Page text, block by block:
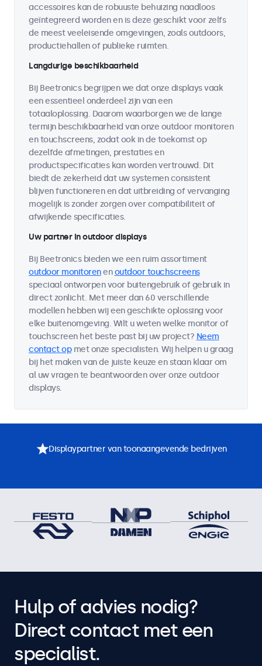
accessoires kan de robuuste behuizing naadloos
geïntegreerd worden en is deze geschikt voor zelfs
de meest veeleisende omgevingen, zoals outdoors,
productiehallen of publieke ruimten.
Langdurige beschikbaarheid
Bij Beetronics begrijpen we dat onze displays vaak
een essentieel onderdeel zijn van een
totaaloplossing. Daarom waarborgen we de lange
termijn beschikbaarheid van onze outdoor monitoren
en touchscreens, zodat ook in de toekomst op
dezelfde afmetingen, prestaties en
productspecificaties kan worden vertrouwd. Dit
biedt de zekerheid dat uw systemen consistent
blijven functioneren en dat uitbreiding of vervanging
mogelijk is zonder zorgen over compatibiliteit of
afwijkende specificaties.
Uw partner in outdoor displays
Bij Beetronics bieden we een ruim assortiment
outdoor monitorenenoutdoor touchscreens
speciaal ontworpen voor buitengebruik of gebruik in
direct zonlicht. Met meer dan 60 verschillende
modellen hebben wij een geschikte oplossing voor
elke buitenomgeving. Wilt u weten welke monitor of
touchscreen het beste past bij uw project? Neem
contact opmet onze specialisten. Wij helpen u graag
bij het maken van de juiste keuze en staan klaar om
al uw vragen te beantwoorden over onze outdoor
displays.
Displaypartner van toonaangevende bedrijven
Hulp of advies nodig?
Direct contact met een
specialist.